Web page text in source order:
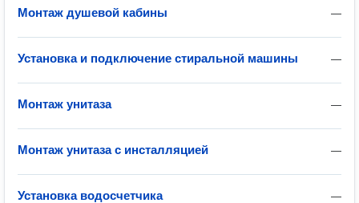
—
Монтаж душевой кабины
—
Установка и подключение стиральной машины
—
Монтаж унитаза
—
Монтаж унитаза с инсталляцией
—
Установка водосчетчика